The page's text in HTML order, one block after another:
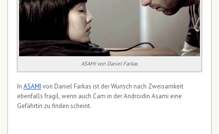
ASAMI von Daniel Farkas
In ASAMI von Daniel Farkas ist der Wunsch nach Zweisamkeit
ebenfalls fragil, wenn auch Cam in der Androidin Asami eine
Gefährtin zu finden scheint.